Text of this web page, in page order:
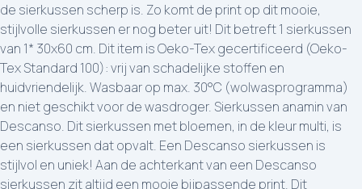
de sierkussen scherp is. Zo komt de print op dit mooie,
stijlvolle sierkussen er nog beter uit! Dit betreft 1 sierkussen
van 1* 30x60 cm. Dit item is Oeko-Tex gecertificeerd (Oeko-
Tex Standard 100): vrij van schadelijke stoffen en
huidvriendelijk. Wasbaar op max. 30°C (wolwasprogramma)
en niet geschikt voor de wasdroger. Sierkussen anamin van
Descanso. Dit sierkussen met bloemen, in de kleur multi, is
een sierkussen dat opvalt. Een Descanso sierkussen is
stijlvol en uniek! Aan de achterkant van een Descanso
sierkussen zit altijd een mooie bijpassende print. Dit